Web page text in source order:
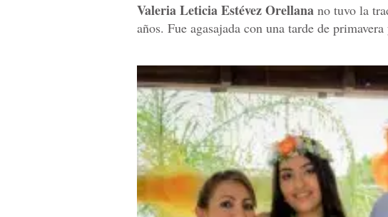
Valeria Leticia Estévez Orellana no tuvo la
años. Fue agasajada con una tarde de